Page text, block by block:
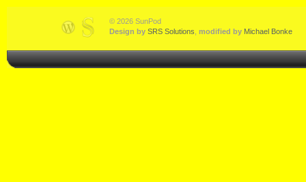
© 2026 SunPod
Design by SRS Solutions modified by Michael Bonke